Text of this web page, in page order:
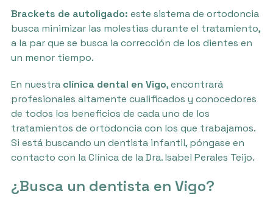
Brackets de autoligado: este sistema de ortodoncia
busca minimizar las molestias durante el tratamiento,
a la par que se busca la corrección de los dientes en
un menor tiempo.
En nuestra clínica dental en Vigo, encontrará
profesionales altamente cualificados y conocedores
de todos los beneficios de cada uno de los
tratamientos de ortodoncia con los que trabajamos.
Si está buscando un dentista infantil, póngase en
contacto con la Clínica de la Dra. Isabel Perales Teijo.
¿Busca un dentista en Vigo?